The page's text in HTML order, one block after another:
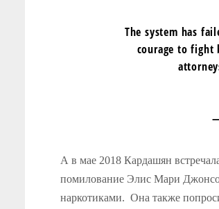
The system has
courage to fight
А в мае 2018 Кардашян
помилование Элис Мари
наркотиками. Она также